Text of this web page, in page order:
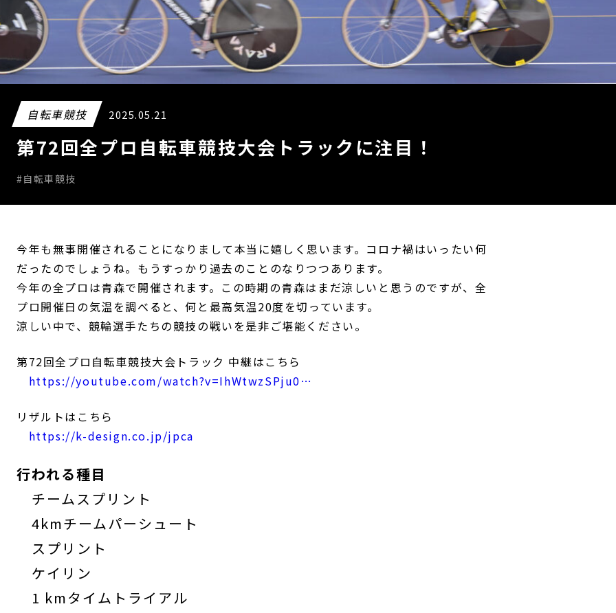
自転車競技 2025.05.21
第72回全プロ自転車競技大会トラックに注目！
#自転車競技
今年も無事開催されることになりまして本当に嬉しく思います。コロナ禍はいったい何
だったのでしょうね。もうすっかり過去のことのなりつつあります。
今年の全プロは青森で開催されます。この時期の青森はまだ涼しいと思うのですが、全
プロ開催日の気温を調べると、何と最高気温20度を切っています。
涼しい中で、競輪選手たちの競技の戦いを是非ご堪能ください。
第72回全プロ自転車競技大会トラック 中継はこちら
https://youtube.com/watch?v=IhWtwzSPju0…
リザルトはこちら
https://k-design.co.jp/jpca
行われる種目
チームスプリント
4kmチームパーシュート
スプリント
ケイリン
1 kmタイムトライアル